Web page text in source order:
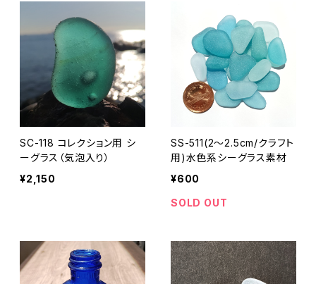
SC-118 コレクション用 シ
ーグラス（気泡入り）
¥2,150
SS-511(2～2.5cm/クラフト
用)水色系シーグラス素材
¥600
SOLD OUT